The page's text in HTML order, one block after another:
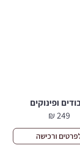
ופינוקים
249
₪
ורכישה